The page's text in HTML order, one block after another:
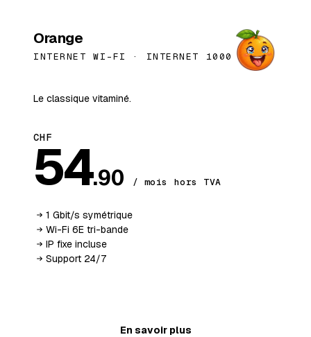
BESTSELLER
Orange
INTERNET WI-FI · INTERNET 1000
Le classique vitaminé.
CHF
54.90 / mois hors TVA
1 Gbit/s symétrique
Wi-Fi 6E tri-bande
IP fixe incluse
Support 24/7
En savoir plus